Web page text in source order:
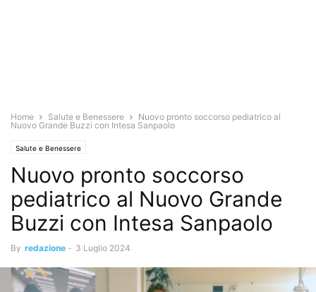
Home Salute e Benessere
Nuovo pronto soccorso pediatrico al
Nuovo Grande Buzzi con Intesa Sanpaolo
Salute e Benessere
Nuovo pronto soccorso
pediatrico al Nuovo Grande
Buzzi con Intesa Sanpaolo
By redazione - 3 Luglio 2024